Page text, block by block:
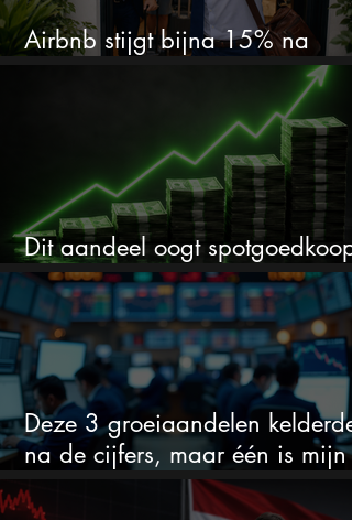
Airbnb stijgt bijna 15% na
cijfers: vooral dit AI-cijfer valt op
Dit aandeel oogt spotgoedkoop
voor hoeveel het kan stijgen
Deze 3 groeiaandelen
na de cijfers, maar één is mijn
duidelijke favoriet